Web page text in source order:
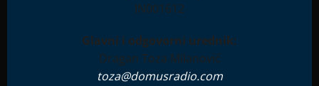
IN001612
Glavni i odgovorni urednik:
Dragan Toza Milanović
toza@domusradio.com